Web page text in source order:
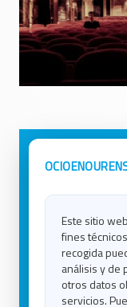
Este sitio
fines
recogida
análisis y de
otros datos
servicios.
Avisos Legales
Contacto
Política de Cookies